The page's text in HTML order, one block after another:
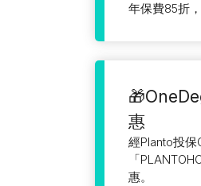
年保費85折
惠
經Planto投
「
惠。